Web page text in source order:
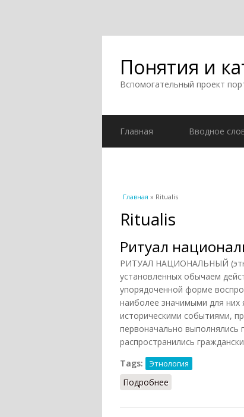
Понятия и
Вспомогательный проект
Главная Вводное
Вы здесь
Главная » Ritualis
Ritualis
Ритуал
РИТУАЛ НАЦИОНАЛЬНЫЙ
установленных обычаем
упорядоченной форме
наиболее значимыми для них
историческими событиями,
первоначально
распространились
Tags:
Этнология
Подробнее